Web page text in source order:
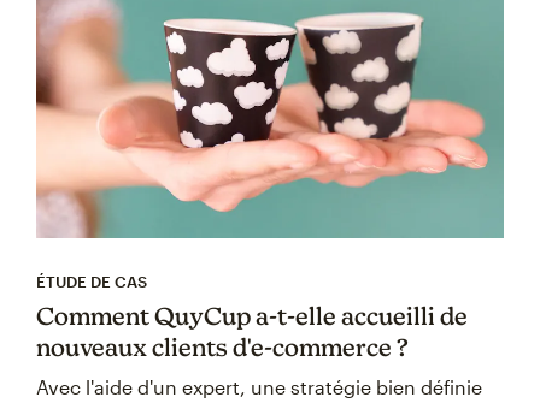
ÉTUDE DE CAS
Comment QuyCup a-t-elle accueilli de
nouveaux clients d'e-commerce ?
Avec l'aide d'un expert, une stratégie bien définie